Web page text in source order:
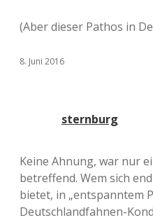
(Aber dieser Pathos in
8. Juni 2016
sternburg
Keine Ahnung, war nur
betreffend. Wem sich
bietet, in „entspanntem
Deutschlandfahnen-